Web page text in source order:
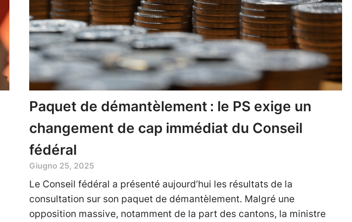
Paquet de démantèlement : le PS exige un
changement de cap immédiat du Conseil
fédéral
Giugno 25, 2025
Le Conseil fédéral a présenté aujourd’hui les résultats de la
consultation sur son paquet de démantèlement. Malgré une
opposition massive, notamment de la part des cantons, la ministre